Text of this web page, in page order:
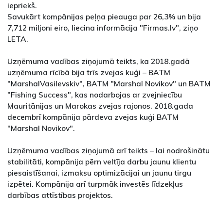
iepriekš.
Savukārt kompānijas peļņa pieauga par 26,3% un bija
7,712 miljoni eiro, liecina informācija "Firmas.lv", ziņo
LETA.
Uzņēmuma vadības ziņojumā teikts, ka 2018.gadā
uzņēmuma rīcībā bija trīs zvejas kuģi – BATM
"MarshalVasilevskiv", BATM "Marshal Novikov" un BATM
"Fishing Success", kas nodarbojas ar zvejniecību
Mauritānijas un Marokas zvejas rajonos. 2018.gada
decembrī kompānija pārdeva zvejas kuģi BATM
"Marshal Novikov".
Uzņēmuma vadības ziņojumā arī teikts – lai nodrošinātu
stabilitāti, kompānija pērn veltīja darbu jaunu klientu
piesaistīšanai, izmaksu optimizācijai un jaunu tirgu
izpētei. Kompānija arī turpmāk investēs līdzekļus
darbības attīstības projektos.